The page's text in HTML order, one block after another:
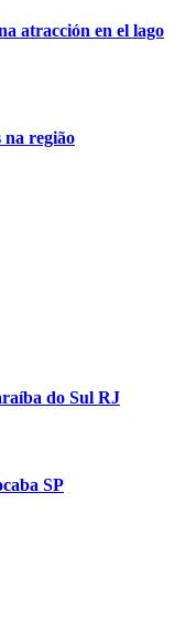
atracción en el lago
na região
do Sul RJ
SP